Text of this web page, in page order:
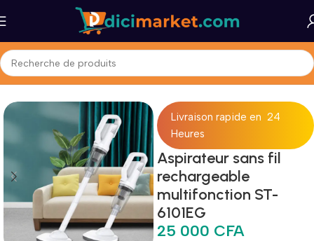
Accueil Maison et Bureau Petit Électromenager Aspirateurs
Livraison rapide en 24
Heures
Aspirateur sans fil
rechargeable
multifonction ST-
6101EG
25 000 CFA